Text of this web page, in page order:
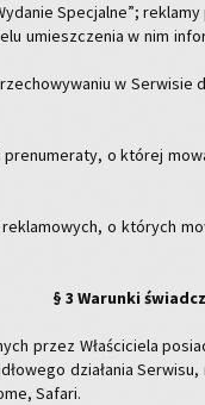
Spe­cjal­ne”;
umiesz­cze­nia w nim
w
pre­nu­me­ra­ty, o któ­rej
re­kla­mo­wych, o któ­rych
§ 3 Wa­run­ki
przez Wła­ści­cie­la
dzia­ła­nia
Sa­fa­ri.